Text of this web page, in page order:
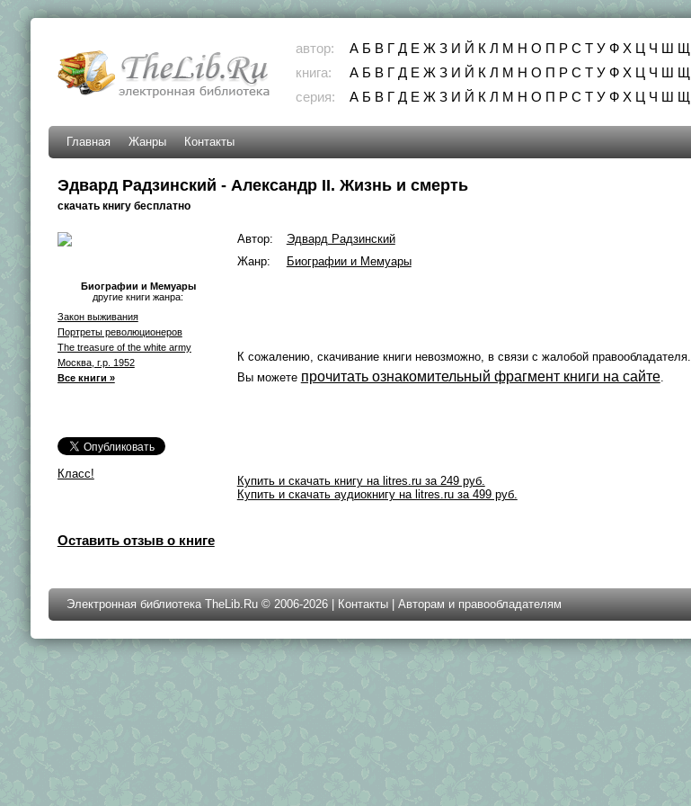
автор: А Б В Г Д Е Ж З И Й К Л М Н О П Р С Т У Ф Х Ц Ч Ш Щ
книга:
А Б В Г Д Е Ж З И Й К Л М Н О П Р С Т У Ф Х Ц Ч Ш Щ
серия:
А Б В Г Д Е Ж З И Й К Л М Н О П Р С Т У Ф Х Ц Ч Ш Щ
Главная Жанры Контакты
Эдвард Радзинский - Александр II. Жизнь и смерть
скачать книгу бесплатно
Биографии и Мемуары
другие книги жанра:
Закон выживания
Портреты революционеров
The treasure of the white army
Москва, г.р. 1952
Все книги »
Класс!
Автор:
Эдвард Радзинский
Жанр:
Биографии и Мемуары
К сожалению, скачивание книги невозможно, в связи с жалобой правообладателя.
Вы можете прочитать ознакомительный фрагмент книги на сайте.
Купить и скачать книгу на litres.ru за 249 руб.
Купить и скачать аудиокнигу на litres.ru за 499 руб.
Оставить отзыв о книге
Электронная библиотека TheLib.Ru © 2006-2026 | Контакты| Авторам и правообладателям